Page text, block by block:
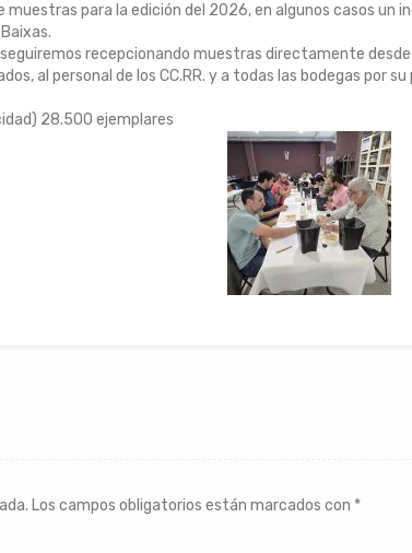
para la edición del 2026, en algunos casos un
recepcionando muestras directamente desde
al personal de los CC.RR. y a todas las bodegas por
28.500 ejemplares
Los campos obligatorios están marcados con *